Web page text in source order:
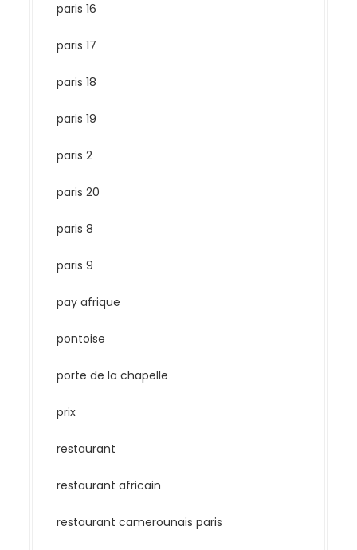
paris 16
paris 17
paris 18
paris 19
paris 2
paris 20
paris 8
paris 9
pay afrique
pontoise
porte de la chapelle
prix
restaurant
restaurant africain
restaurant camerounais paris